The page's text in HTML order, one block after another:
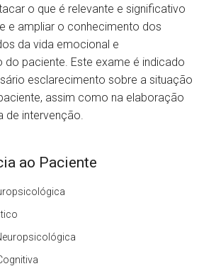
o que é relevante e significativo
e ampliar o conhecimento dos
da vida emocional e
paciente. Este exame é indicado
esclarecimento sobre a situação
assim como na elaboração
de intervenção.
ao Paciente